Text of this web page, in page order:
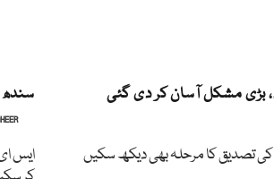
بڑی مشکل آسان کر دی گئی
کی تصدیق کا مرحلہ بھی دیکھ سکیں
ایس